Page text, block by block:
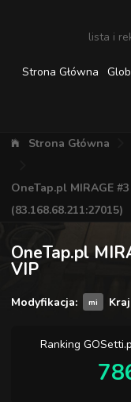
lista i
Strona Główna
Strona Główna
OneTap.pl MIRAGE #3
(83.168.68.211:27015)
OneTap.pl
VIP
Modyfikacja: mi
Ranking